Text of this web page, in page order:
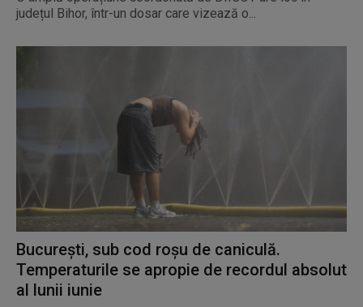
județul Bihor, într-un dosar care vizează o...
București, sub cod roșu de caniculă.
Temperaturile se apropie de recordul absolut
al lunii iunie